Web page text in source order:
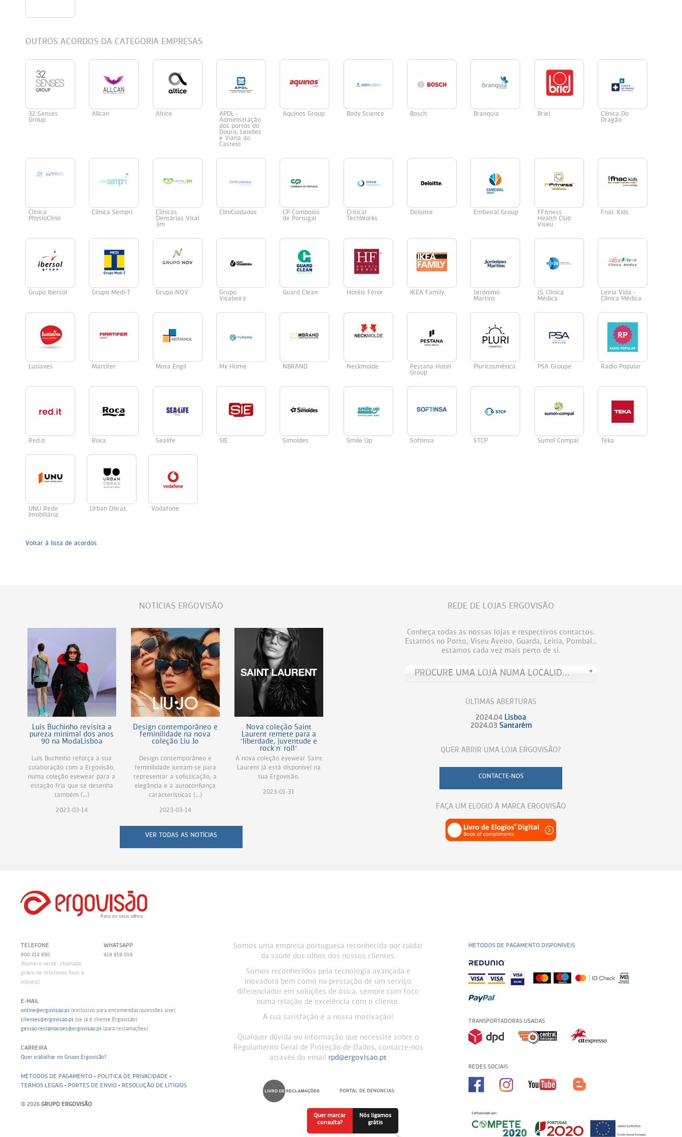
OUTROS ACORDOS DA CATEGORIA EMPRESAS
32 Senses
Group
Allcan Altice
APDL -
Administração
dos portos do
Douro, Leixões
e Viana do
Castelo
Aquinos Group Body Science Bosch Branquia Briel
Clínica Do
Dragão
Clínica
PhysioClinic
Clínica Sempri
Clínicas
Dentárias Vital
3m
CliniCuidados
CP Comboios
de Portugal
Critical
TechWorks
Deloitte Embeiral Group
FFitness
Health Club
Viseu
Fnac Kids
Grupo Ibersol Grupo Medi-T Grupo NOV
Grupo
Visabeira
Guard Clean Hotéis Fénix IKEA Family
Jerónimo
Martins
JS Clínica
Médica
Leiria Vida -
Clínica Médica
Lusiaves Martifer Mota Engil My Home NBRAND Neckmolde
Pestana Hotel
Group
Pluricosmética PSA Groupe Radio Popular
Red.it Roca Sealife SIE Simoldes Smile Up Softinsa STCP Sumol Compal Teka
UNU Rede
Imobiliária
Urban Obras Vodafone
Voltar à lista de acordos
NOTÍCIAS ERGOVISÃO
Luís Buchinho revisita a
pureza minimal dos anos
90 na ModaLisboa
Luís Buchinho reforça a sua
colaboração com a Ergovisão,
numa coleção eyewear para a
estação fria que se desenha
também (...)
2023-03-14
Design contemporâneo e
feminilidade na nova
coleção Liu Jo
Design contemporâneo e
feminilidade juntam-se para
representar a sofisticação, a
elegância e a autoconfiança
características (...)
2023-03-14
Nova coleção Saint
Laurent remete para a
"liberdade, juventude e
rock'n' roll"
A nova coleção eyewear Saint
Laurent já está disponível na
sua Ergovisão.
2023-01-31
VER TODAS AS NOTÍCIAS
REDE DE LOJAS ERGOVISÃO
Conheça todas as nossas lojas e respectivos contactos.
Estamos no Porto, Viseu Aveiro, Guarda, Leiria, Pombal...
estamos cada vez mais perto de si.
PROCURE UMA LOJA NUMA LOCALIDADE
ÚLTIMAS ABERTURAS
2024.04 Lisboa
2024.03 Santarém
QUER ABRIR UMA LOJA ERGOVISÃO?
CONTACTE-NOS
FAÇA UM ELOGIO À MARCA ERGOVISÃO
TELEFONE
800 214 850
(Número verde: chamada
grátis de telefones fixos e
móveis)
WHATSAPP
919 919 019
E-MAIL
online@ergovisao.pt (exclusivo para encomendas/questões site)
clientes@ergovisao.pt (se já é cliente Ergovisão)
gestao.reclamacoes@ergovisao.pt (para reclamações)
CARREIRA
Quer trabalhar no Grupo Ergovisão?
MÉTODOS DE PAGAMENTO - POLITICA DE PRIVACIDADE -
TERMOS LEGAIS - PORTES DE ENVIO - RESOLUÇÃO DE LITÍGIOS
© 2026GRUPO ERGOVISÃO
Somos uma empresa portuguesa reconhecida por cuidar
da saúde dos olhos dos nossos clientes.
Somos reconhecidos pela tecnologia avançada e
inovadora bem como na prestação de um serviço
diferenciador em soluções de ótica, sempre com foco
numa relação de excelência com o cliente.
A sua satisfação é a nossa motivação!
Qualquer dúvida ou informação que necessite sobre o
Regulamento Geral de Proteção de Dados, contacte-nos
através do email rpd@ergovisao.pt
METODOS DE PAGAMENTO DISPONÍVEIS
TRANSPORTADORAS USADAS
REDES SOCIAIS
Quer marcar
consulta?
Nós ligamos
grátis
Persol
Polaroid
Vogue
Ray-Ban
Vogue Eyewear
Persol
Ray-Ban
Polaroid Kids
Ray Ban Junior